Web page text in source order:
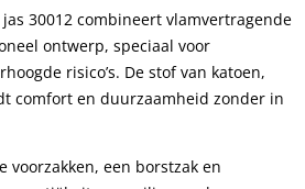
30012 combineert vlamvertragende
ontwerp, speciaal voor
risico’s. De stof van katoen,
comfort en duurzaamheid zonder in
voorzakken, een borstzak en